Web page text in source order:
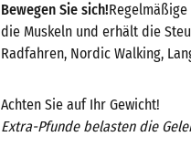
Bewegen Sie sich!
die Muskeln und erhält die
Radfahren, Nordic Walking,
Achten Sie auf Ihr Gewicht!
Extra-Pfunde belasten die